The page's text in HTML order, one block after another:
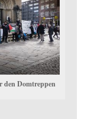
den Domtreppen